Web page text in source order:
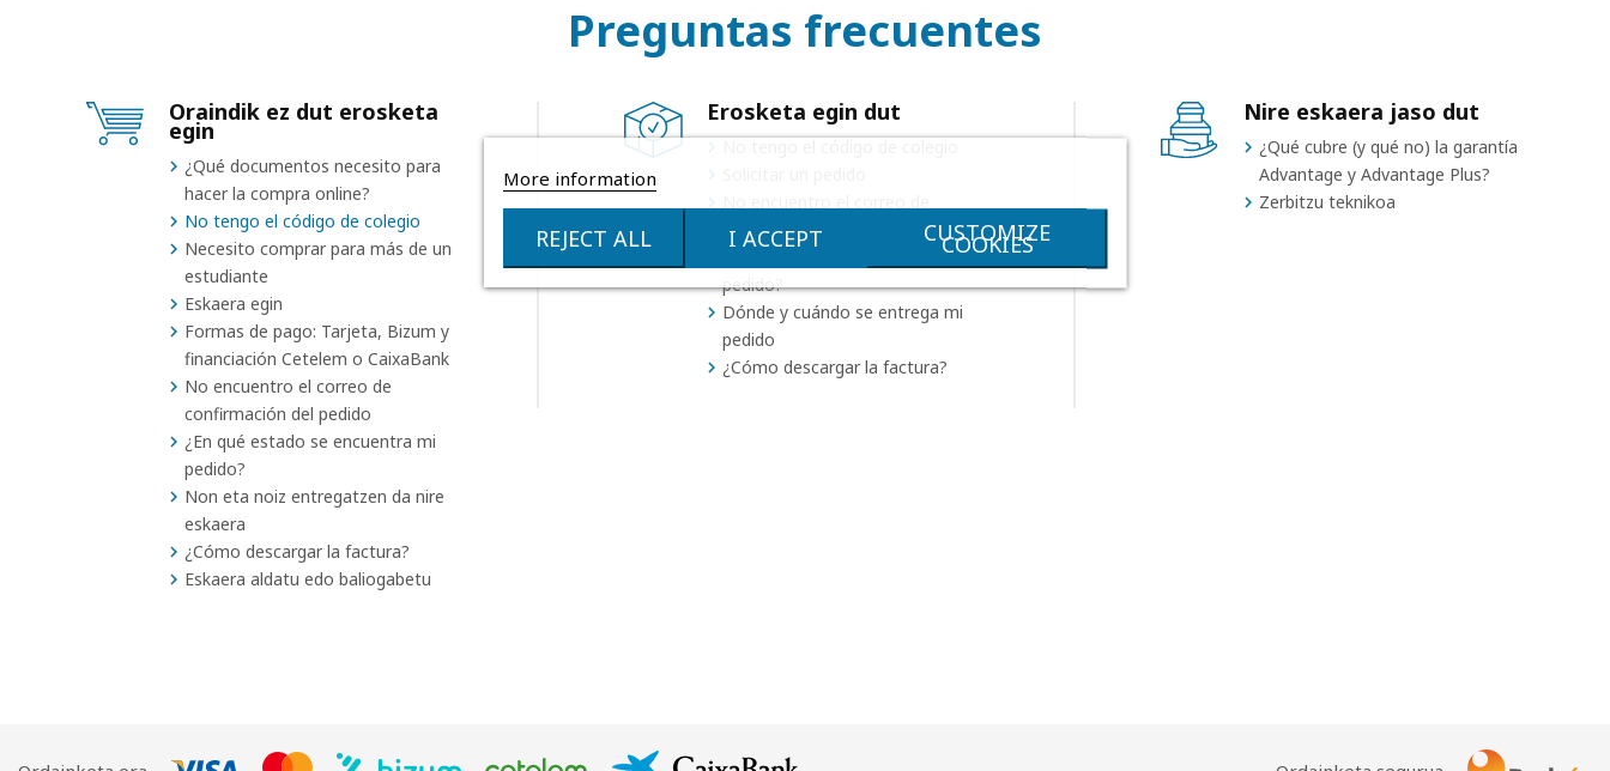
Preguntas frecuentes
Oraindik ez dut erosketa
egin
¿Qué documentos necesito para
hacer la compra online?
No tengo el código de colegio
Necesito comprar para más de un
estudiante
Eskaera egin
Formas de pago: Tarjeta, Bizum y
financiación Cetelem o CaixaBank
No encuentro el correo de
confirmación del pedido
¿En qué estado se encuentra mi
pedido?
Non eta noiz entregatzen da nire
eskaera
¿Cómo descargar la factura?
Eskaera aldatu edo baliogabetu
Erosketa egin dut
confirmación del pedido
¿En qué estado se encuentra mi
pedido?
Dónde y cuándo se entrega mi
pedido
¿Cómo descargar la factura?
Nire eskaera jaso dut
¿Qué cubre (y qué no) la garantía
Advantage y Advantage Plus?
Zerbitzu teknikoa
More information
REJECT ALL I ACCEPT CUSTOMIZE
COOKIES